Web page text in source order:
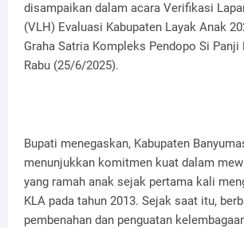
disampaikan dalam acara Verifikasi
(VLH) Evaluasi Kabupaten Layak Anak
Graha Satria Kompleks Pendopo Si Panji
Rabu (25/6/2025).
Bupati menegaskan, Kabupaten
menunjukkan komitmen kuat dalam
yang ramah anak sejak pertama kali
KLA pada tahun 2013. Sejak saat itu,
pembenahan dan penguatan